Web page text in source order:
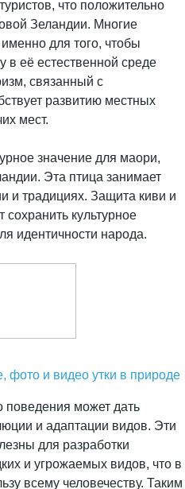
что положительно
Зеландии. Многие
для того, чтобы
в её естественной среде
связанный с
развитию местных
мест.
значение для маори,
Эта птица занимает
и традициях. Защита киви и
культурное
идентичности народа.
фото и видео утки в природе
поведения может дать
и адаптации видов. Эти
для разработки
и угрожаемых видов, что в
всему человечеству. Таким